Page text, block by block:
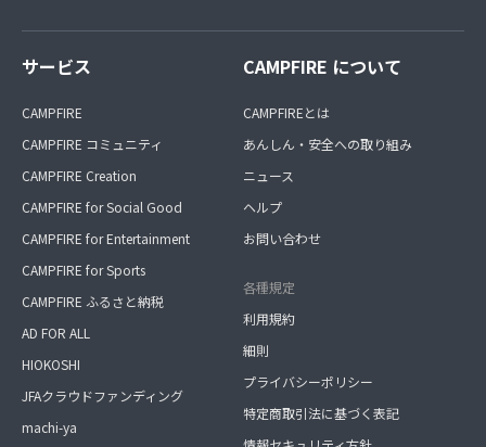
サービス
CAMPFIRE
CAMPFIRE コミュニティ
CAMPFIRE Creation
CAMPFIRE for Social Good
CAMPFIRE for Entertainment
CAMPFIRE for Sports
CAMPFIRE ふるさと納税
AD FOR ALL
HIOKOSHI
JFAクラウドファンディング
machi-ya
CAMPFIRE について
CAMPFIREとは
あんしん・安全への取り組み
ニュース
ヘルプ
お問い合わせ
各種規定
利用規約
細則
プライバシーポリシー
特定商取引法に基づく表記